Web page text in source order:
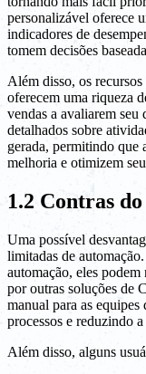
personalizável oferece
indicadores de
tomem decisões
Além disso, os
oferecem uma riqueza
vendas a avaliarem
detalhados sobre
gerada, permitindo que
melhoria e otimizem
1.2 Contras
Uma possível
limitadas de
automação, eles
por outras soluções de
manual para as equipes
processos e reduzindo
Além disso, alguns